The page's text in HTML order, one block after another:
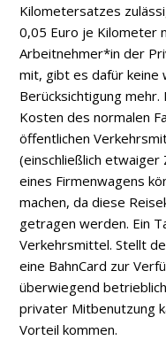
Kilometersatzes
0,05 Euro je Kilometer
Arbeitnehmer*in der
mit, gibt es dafür
Berücksichtigung mehr.
Kosten des normalen
öffentlichen
(einschließlich
eines Firmenwagens
machen, da diese
getragen werden. Ein
Verkehrsmittel. Stellt
eine BahnCard zur
überwiegend
privater Mitbenutzung
Vorteil kommen.